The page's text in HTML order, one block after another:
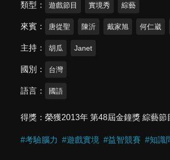
類型 遊戲節目 實境秀 綜藝
來賓 唐從聖 陳沂 戴家旭 何仁崴
主持 胡瓜 Janet
國別 台灣
語言 國語
得獎 榮獲2013年 第48屆金鐘獎 綜藝節
#考驗腦力 #遊戲實境 #益智競賽 #知識